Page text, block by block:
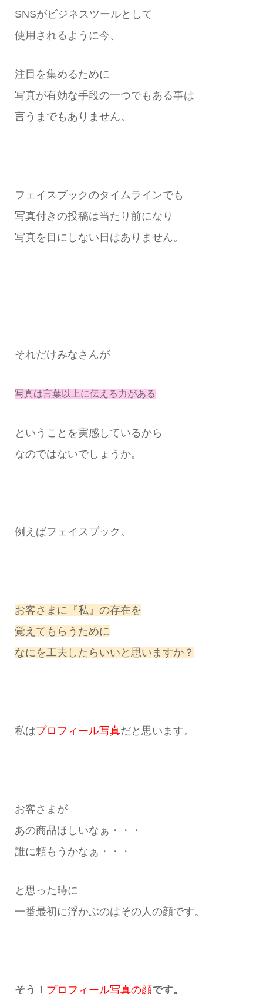
SNSがビジネスツールとして
使用されるように今、
注目を集めるために
写真が有効な手段の一つでもある事は
言うまでもありません。
フェイスブックのタイムラインでも
写真付きの投稿は当たり前になり
写真を目にしない日はありません。
それだけみなさんが
写真は言葉以上に伝える力がある
ということを実感しているから
なのではないでしょうか。
例えばフェイスブック。
お客さまに『私』の存在を
覚えてもらうために
なにを工夫したらいいと思いますか？
私はプロフィール写真だと思います。
お客さまが
あの商品ほしいなぁ・・・
誰に頼もうかなぁ・・・
と思った時に
一番最初に浮かぶのはその人の顔です。
そう！ プロフィール写真の顔です。